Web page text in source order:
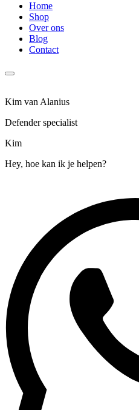
Home
Shop
Over ons
Blog
Contact
Kim van Alanius
Defender specialist
Kim
Hey, hoe kan ik je helpen?